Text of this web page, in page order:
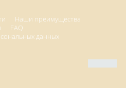
Наши преимущества
FAQ
данных